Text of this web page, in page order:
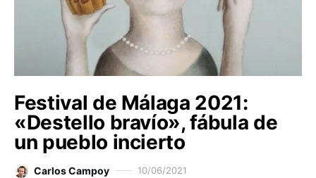
Festival de Málaga 2021:
«Destello bravío», fábula de
un pueblo incierto
Carlos Campoy 10/06/2021